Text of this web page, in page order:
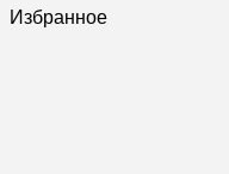
Избранное